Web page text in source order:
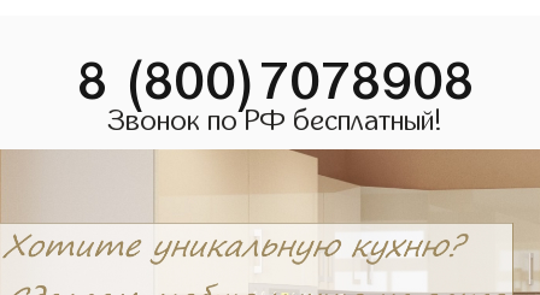
8 (800)7078908
Звонок по РФ бесплатный!